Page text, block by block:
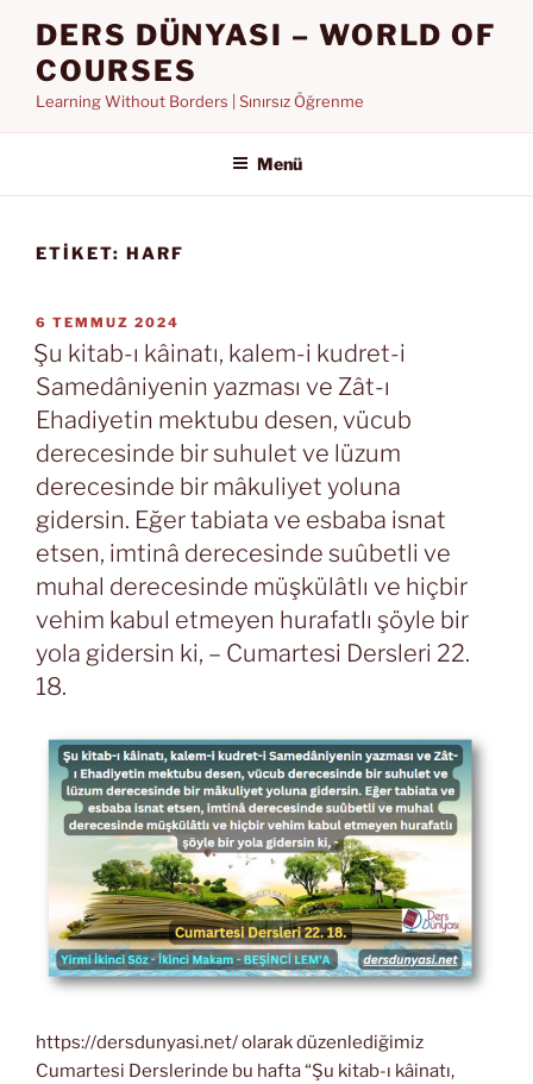
DERS DÜNYASI – WORLD OF
COURSES
Learning Without Borders | Sınırsız Öğrenme
Menü
ETIKET: HARF
YAYIM
TARIHI
6 TEMMUZ 2024
Şu kitab-ı kâinatı, kalem-i kudret-i
Samedâniyenin yazması ve Zât-ı
Ehadiyetin mektubu desen, vücub
derecesinde bir suhulet ve lüzum
derecesinde bir mâkuliyet yoluna
gidersin. Eğer tabiata ve esbaba isnat
etsen, imtinâ derecesinde suûbetli ve
muhal derecesinde müşkülâtlı ve hiçbir
vehim kabul etmeyen hurafatlı şöyle bir
yola gidersin ki, – Cumartesi Dersleri 22.
18.
https://dersdunyasi.net/ olarak düzenlediğimiz
Cumartesi Derslerinde bu hafta “Şu kitab-ı kâinatı,